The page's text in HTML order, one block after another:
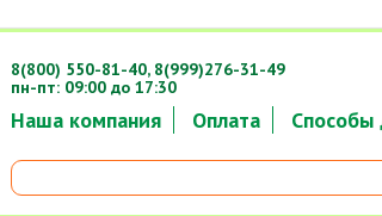
Наша компания Оплата Способы
8(800) 550-81-40, 8(999)276-31-49
пн-пт: 09:00 до 17:30